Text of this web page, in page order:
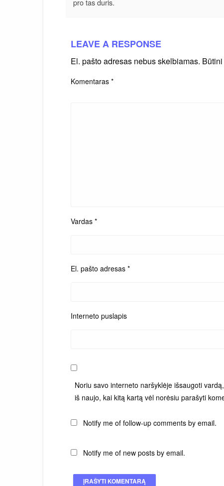
pro tas duris.
LEAVE A RESPONSE
El. pašto adresas nebus skelbiamas.
Komentaras *
Vardas *
El. pašto adresas *
Interneto puslapis
Noriu savo interneto naršyklėje išsaugoti
iš naujo, kai kitą kartą vėl norėsiu parašyti
Notify me of follow-up comments by email.
Notify me of new posts by email.